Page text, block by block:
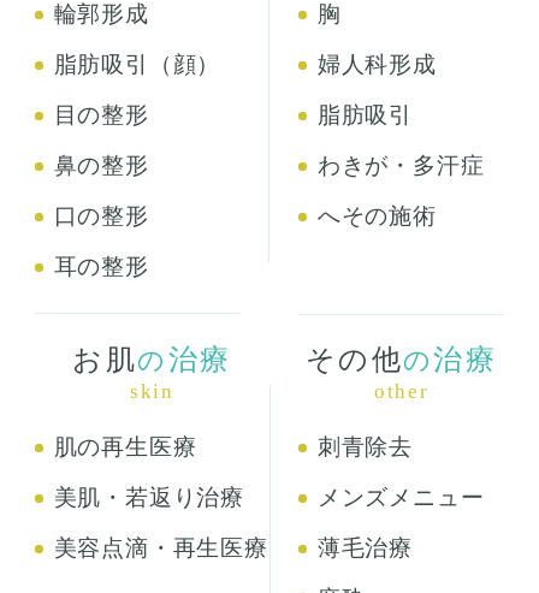
輪郭形成
脂肪吸引（顔）
目の整形
鼻の整形
口の整形
耳の整形
胸
婦人科形成
脂肪吸引
わきが・多汗症
へその施術
お肌の 治療
skin
肌の再生医療
美肌・若返り治療
美容点滴・再生医療
その他の治療
other
刺青除去
メンズメニュー
薄毛治療